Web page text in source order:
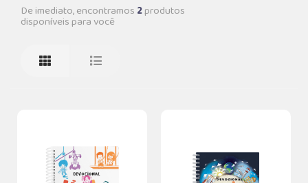
De imediato, encontramos 2produtos
disponíveis para você